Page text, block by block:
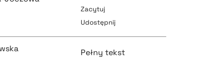
pobierz cytat
Zacytuj
Udostępnij
Pełny tekst